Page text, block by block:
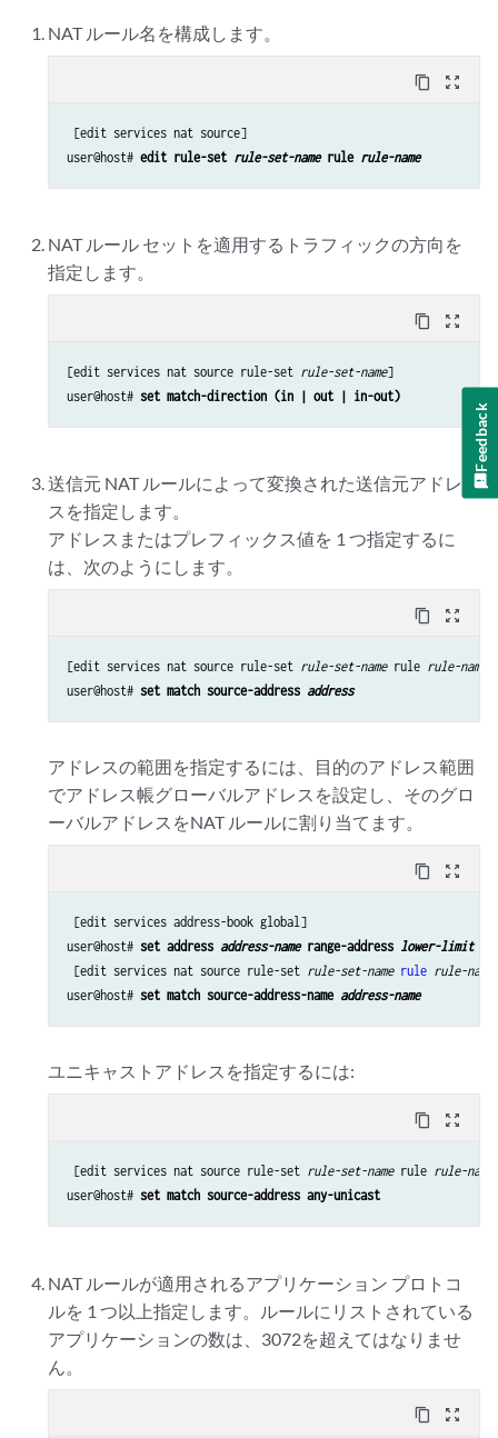
NAT ルール名を構成します。
content_copy zoom_out_map
[edit services nat source]
user@host# edit rule-set rule-set-name rule rule-name
NAT ルール セットを適用するトラフィックの方向を
指定します。
content_copy zoom_out_map
[edit services nat source rule-set rule-set-name]
user@host# set match-direction (in | out | in-out)
送信元 NAT ルールによって変換された送信元アドレ
スを指定します。
アドレスまたはプレフィックス値を 1 つ指定するに
は、次のようにします。
content_copy zoom_out_map
[edit services nat source rule-set rule-set-name rule rule-name
user@host# set match source-address address
アドレスの範囲を指定するには、目的のアドレス範囲
でアドレス帳グローバルアドレスを設定し、そのグロ
ーバルアドレスをNAT ルールに割り当てます。
content_copy zoom_out_map
[edit services address-book global]
user@host# set address address-name range-address lower-limit
[edit services nat source rule-set rule-set-name rule rule-name
user@host# set match source-address-name address-name
ユニキャストアドレスを指定するには:
content_copy zoom_out_map
[edit services nat source rule-set rule-set-name rule rule-name
user@host# set match source-address any-unicast
NAT ルールが適用されるアプリケーション プロトコ
ルを 1 つ以上指定します。ルールにリストされている
アプリケーションの数は、3072を超えてはなりませ
ん。
content_copy zoom_out_map
Feedback